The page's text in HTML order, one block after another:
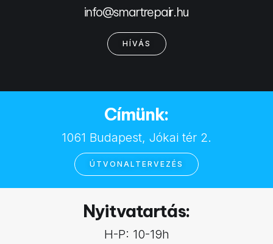
info@smartrepair.hu
HÍVÁS
Címünk:
1061 Budapest, Jókai tér 2.
ÚTVONALTERVEZÉS
Nyitvatartás:
H-P: 10-19h